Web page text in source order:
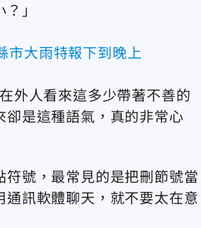
」
大雨特報下到晚上
外人看來這多少帶著不善的
是這種語氣，真的非常心
號，最常見的是把刪節號當
訊軟體聊天，就不要太在意